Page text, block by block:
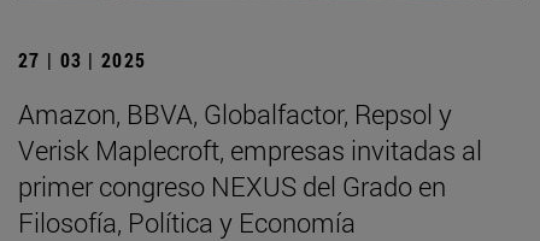
27 | 03 | 2025
Amazon, BBVA, Globalfactor, Repsol y
Verisk Maplecroft, empresas invitadas al
primer congreso NEXUS del Grado en
Filosofía, Política y Economía